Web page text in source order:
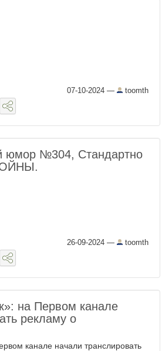
07-10-2024 — toomth
юмор №304, Стандартно
26-09-2024 — toomth
на Первом канале
рекламу о
канале начали транслировать